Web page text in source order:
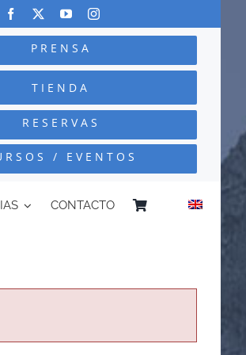
PRENSA
TIENDA
RESERVAS
/ EVENTOS
CONTACTO